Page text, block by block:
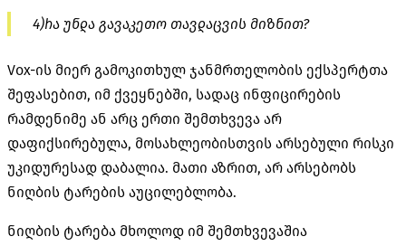
4)რა უნდა გავაკეთო თავდაცვის მიზნით?
Vox-ის მიერ გამოკითხულ ჯანმრთელობის ექსპერტთა
შეფასებით, იმ ქვეყნებში, სადაც ინფიცირების
რამდენიმე ან არც ერთი შემთხვევა არ
დაფიქსირებულა, მოსახლეობისთვის არსებული რისკი
უკიდურესად დაბალია. მათი აზრით, არ არსებობს
ნიღბის ტარების აუცილებლობა.
ნიღბის ტარება მხოლოდ იმ შემთხვევაშია